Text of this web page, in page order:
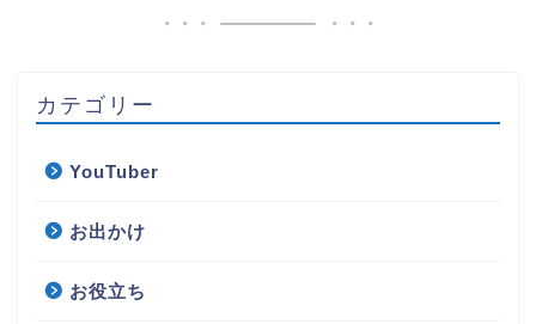
カテゴリー
YouTuber
お出かけ
お役立ち